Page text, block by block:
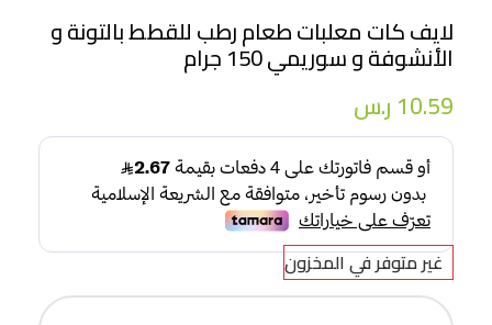
لايف كات معلبات طعام رطب للقطط بالتونة و
الأنشوفة و سوريمي 150 جرام
10.59 ر.س
غير متوفر في المخزون